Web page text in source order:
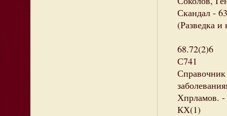
Скандал -
(Разведка и
68.72(2)6
С741
Хпрламов. -
КХ(1)